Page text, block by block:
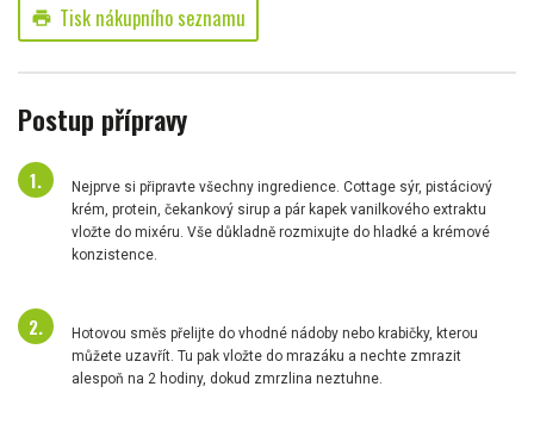
print Tisk nákupního seznamu
Postup přípravy
Nejprve si připravte všechny ingredience. Cottage sýr, pistáciový
krém, protein, čekankový sirup a pár kapek vanilkového extraktu
vložte do mixéru. Vše důkladně rozmixujte do hladké a krémové
konzistence.
Hotovou směs přelijte do vhodné nádoby nebo krabičky, kterou
můžete uzavřít. Tu pak vložte do mrazáku a nechte zmrazit
alespoň na 2 hodiny, dokud zmrzlina neztuhne.